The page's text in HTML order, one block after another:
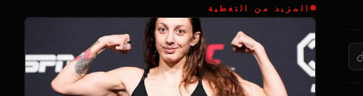
المزيد من التغطية